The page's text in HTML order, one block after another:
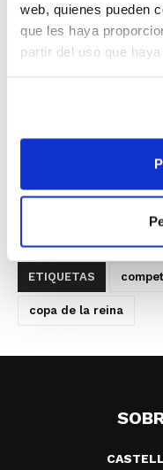
web, quienes pueden
que les haya
partir del uso que
Khaalia Hillsman
Copa por su
que no ha sido
ETIQUETAS
copa de la reina